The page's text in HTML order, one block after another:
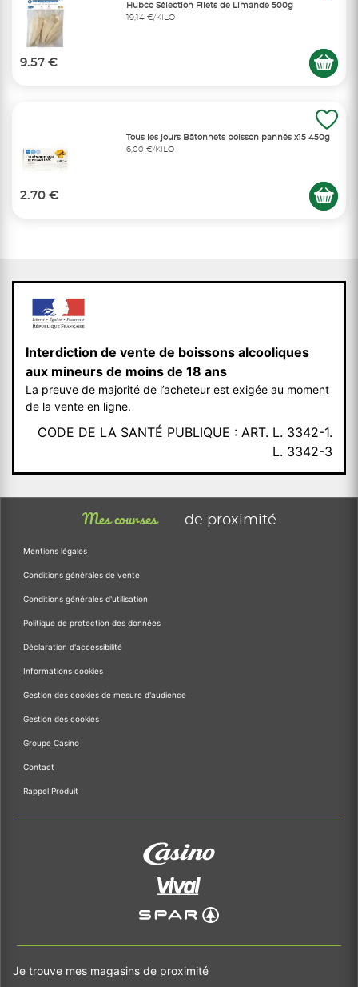
Hubco Sélection Filets de Limande 500g
19,14 €/KILO
9.57 €
Tous les jours Bâtonnets poisson pannés x15 450g
6,00 €/KILO
2.70 €
Interdiction de vente de boissons alcooliques
aux mineurs de moins de 18 ans
La preuve de majorité de l’acheteur est exigée au moment
de la vente en ligne.
CODE DE LA SANTÉ PUBLIQUE : ART. L. 3342-1.
L. 3342-3
Mes courses de proximité
Mentions légales
Conditions générales de vente
Conditions générales d'utilisation
Politique de protection des données
Déclaration d'accessibilité
Informations cookies
Gestion des cookies de mesure d'audience
Gestion des cookies
Groupe Casino
Contact
Rappel Produit
Je trouve mes magasins de proximité